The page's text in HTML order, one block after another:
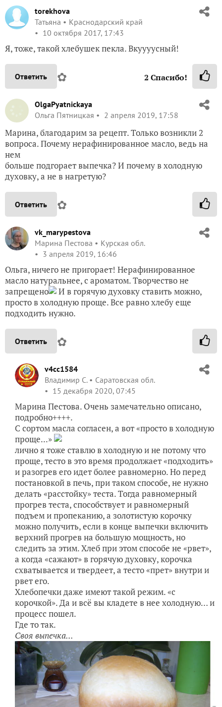
torekhova
Татьяна
Краснодарский край
10 октября 2017, 17:43
Я, тоже, такой хлебушек пекла. Вкуууусный!
Ответить ✿ 2 Спасибо!
OlgaPyatnickaya
Ольга Пятницкая
2 апреля 2019, 17:58
Марина, благодарим за рецепт. Только возникли 2
вопроса. Почему нерафинированное масло, ведь на
нем
больше подгорает выпечка? И почему в холодную
духовку, а не в нагретую?
Ответить ✿
vk_marypestova
Марина Пестова
Курская обл.
3 апреля 2019, 16:46
Ольга, ничего не пригорает! Нерафинированное
масло натуральнее, с ароматом. Творчество не
запрещено
И в горячую духовку ставить можно,
просто в холодную проще. Все равно хлебу еще
подходить нужно.
Ответить ✿
v4cc1584
Владимир С.
Саратовская обл.
15 декабря 2020, 07:45
Марина Пестова. Очень замечательно описано,
подробно++++.
С сортом масла согласен, а вот «просто в холодную
проще...»
лично я тоже ставлю в холодную и не потому что
проще, тесто в это время продолжает «подходить»
и разогрев его идет более равномерно. Но перед
постановкой в печь, при таком способе, не нужно
делать «расстойку» теста. Тогда равномерный
прогрев теста, способствует и равномерный
подъем и пропеканию, а золотистую корочку
можно получить, если в конце выпечки включить
верхний прогрев на большую мощность, но
следить за этим. Хлеб при этом способе не «рвет»,
а когда «сажают» в горячую духовку, корочка
схватывается и твердеет, а тесто «прет» внутри и
рвет его.
Хлебопечки даже имеют такой режим. «с
корочкой». Да и всё вы кладете в нее холодную… и
процесс пошел.
Где то так.
Своя выпечка...